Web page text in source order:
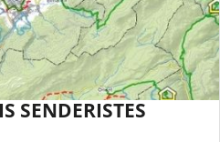
SENDERISTES